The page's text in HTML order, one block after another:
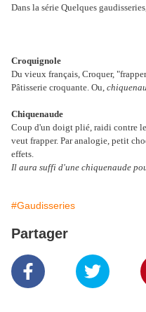
Dans la série Quelques
Croquignole
Du vieux français, Croquer,
Pâtisserie croquante. Ou,
Chiquenaude
Coup d'un doigt plié, raidi contre
veut frapper. Par analogie, petit
effets.
Il aura suffi d'une chiquenaude
#Gaudisseries
Partager